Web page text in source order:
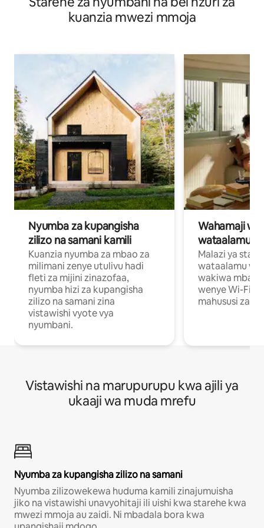
kuanzia mwezi mmoja
Nyumba za kupangisha
zilizo na samani kamili
Kuanzia nyumba za mbao za
milimani zenye utulivu hadi
fleti za mijini zinazofaa,
nyumba hizi za kupangisha
zilizo na samani zina
vistawishi vyote vya
nyumbani.
Wahamaji
wataalamu
Malazi ya
wataalamu
wakiwa mbali
wenye Wi-Fi
mahususi za
Vistawishi na marupurupu kwa ajili ya
ukaaji wa muda mrefu
Nyumba za kupangisha zilizo na samani
Nyumba zilizowekewa huduma kamili zinajumuisha
jiko na vistawishi unavyohitaji ili uishi kwa starehe kwa
mwezi mmoja au zaidi. Ni mbadala bora kwa